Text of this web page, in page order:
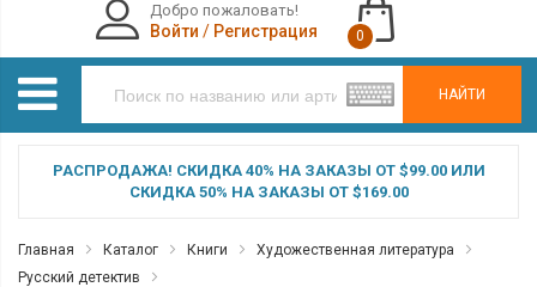
НАЙТИ
Добро пожаловать!
Войти / Регистрация 0
РАСПРОДАЖА! СКИДКА 40% НА ЗАКАЗЫ ОТ $99.00 ИЛИ
СКИДКА 50% НА ЗАКАЗЫ ОТ $169.00
Главная Каталог Книги
Художественная литература
Русский детектив